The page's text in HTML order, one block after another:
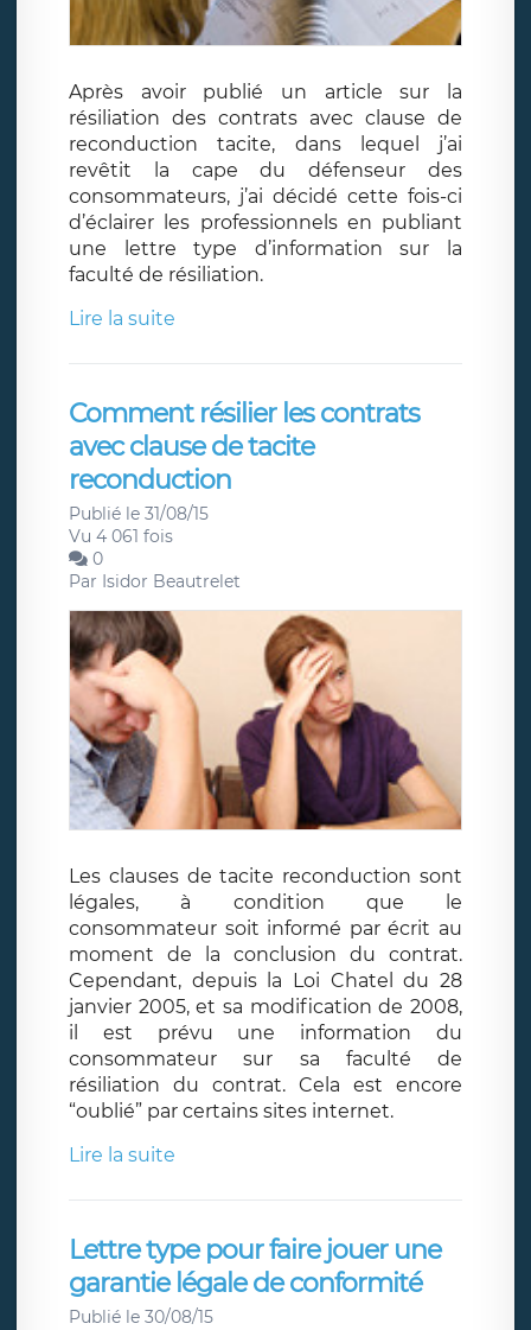
Après avoir publié un article sur la
résiliation des contrats avec clause de
reconduction tacite, dans lequel j’ai
revêtit la cape du défenseur des
consommateurs, j’ai décidé cette fois-ci
d’éclairer les professionnels en publiant
une lettre type d’information sur la
faculté de résiliation.
Lire la suite
Comment résilier les contrats
avec clause de tacite
reconduction
Publié le 31/08/15
Vu 4 061 fois
0
Par Isidor Beautrelet
Les clauses de tacite reconduction sont
légales, à condition que le
consommateur soit informé par écrit au
moment de la conclusion du contrat.
Cependant, depuis la Loi Chatel du 28
janvier 2005, et sa modification de 2008,
il est prévu une information du
consommateur sur sa faculté de
résiliation du contrat. Cela est encore
“oublié” par certains sites internet.
Lire la suite
Lettre type pour faire jouer une
garantie légale de conformité
Publié le 30/08/15